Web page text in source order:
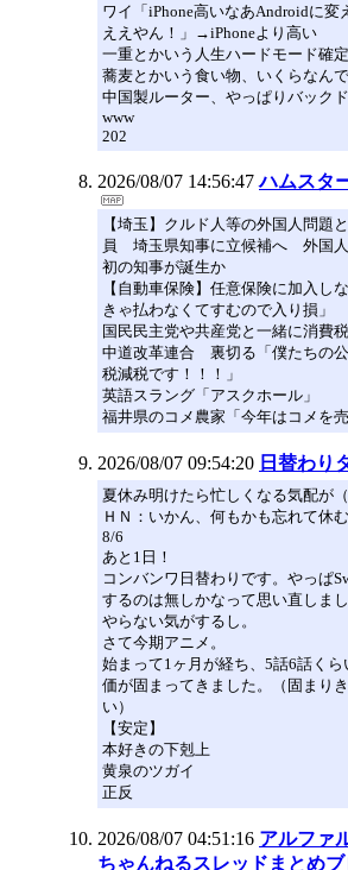
ワイ「iPhone高いなあAndroidに変
ええやん！」→iPhoneより高い
一重とかいう人生ハードモード確
蕎麦とかいう食い物、いくらなん
中国製ルーター、やっぱりバック
www
202
2026/08/07 14:56:47 ハムスタ
【埼玉】クルド人等の外国人問題
員 埼玉県知事に立候補へ 外国人
初の知事が誕生か
【自動車保険】任意保険に加入し
きゃ払わなくてすむので入り損」
国民民主党や共産党と一緒に消費
中道改革連合 裏切る「僕たちの
税減税です！！！」
英語スラング「アスクホール」
福井県のコメ農家「今年はコメを
2026/08/07 09:54:20 日替わり
夏休み明けたら忙しくなる気配が（
ＨＮ：いかん、何もかも忘れて休
8/6
あと1日！
コンバンワ日替わりです。やっぱ
するのは無しかなって思い直しま
やらない気がするし。
さて今期アニメ。
始まって1ヶ月が経ち、5話6話く
価が固まってきました。（固まり
い）
【安定】
本好きの下剋上
黄泉のツガイ
正反
2026/08/07 04:51:16 アルファ
ちゃんねるスレッドまとめ